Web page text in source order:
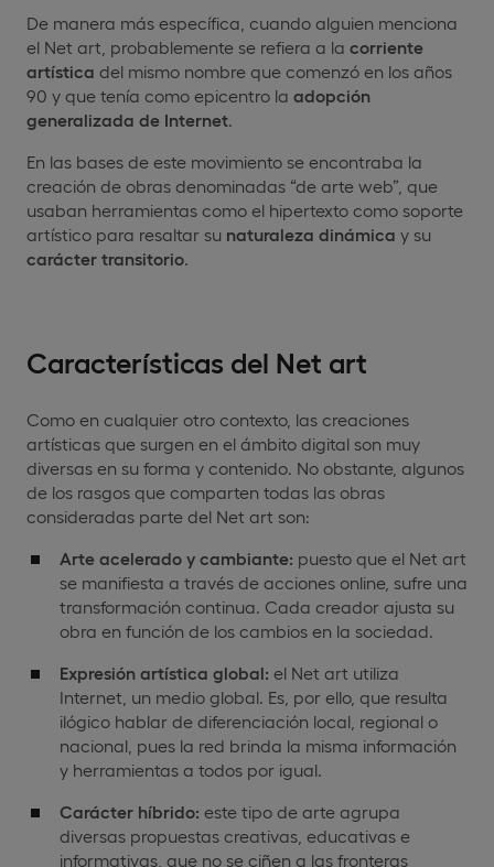
De manera más específica, cuando alguien menciona
el Net art, probablemente se refiera a la corriente
artística del mismo nombre que comenzó en los años
90 y que tenía como epicentro la adopción
generalizada de Internet
En las bases de este movimiento se encontraba la
creación de obras denominadas “de arte web”, que
usaban herramientas como el hipertexto como soporte
artístico para resaltar su naturaleza dinámica y su
carácter transitorio
Características del Net art
Como en cualquier otro contexto, las creaciones
artísticas que surgen en el ámbito digital son muy
diversas en su forma y contenido. No obstante, algunos
de los rasgos que comparten todas las obras
consideradas parte del Net art son:
Arte acelerado y cambiante: puesto que el Net art
se manifiesta a través de acciones online, sufre una
transformación continua. Cada creador ajusta su
obra en función de los cambios en la sociedad.
Expresión artística global: el Net art utiliza
Internet, un medio global. Es, por ello, que resulta
ilógico hablar de diferenciación local, regional o
nacional, pues la red brinda la misma información
y herramientas a todos por igual.
Carácter híbrido: este tipo de arte agrupa
diversas propuestas creativas, educativas e
informativas, que no se ciñen a las fronteras